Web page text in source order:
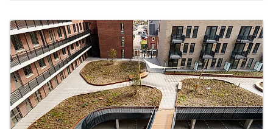
Deze woning
is
waarschijnlijk
al verhuurd
Om kans te
maken moet je
binnen 15
minuten
reageren.
Stekkies helpt
je hierbij!